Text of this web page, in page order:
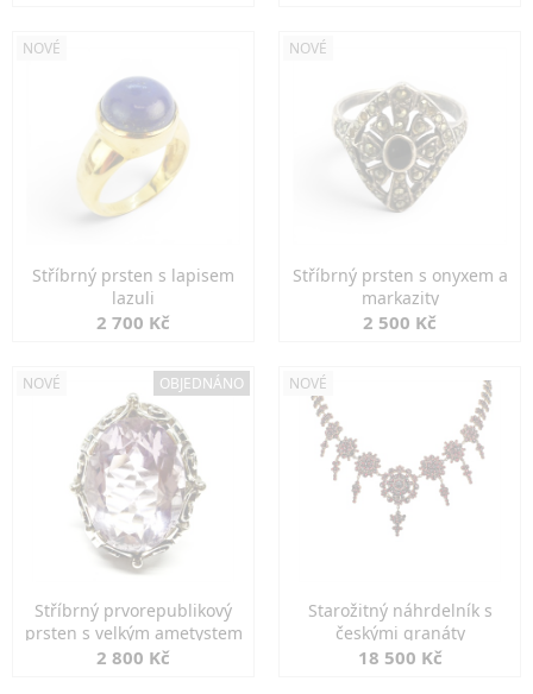
NOVÉ
Stříbrný prsten s lapisem
lazuli
2 700 Kč
NOVÉ
Stříbrný prsten s onyxem a
markazity
2 500 Kč
NOVÉ OBJEDNÁNO
Stříbrný prvorepublikový
prsten s velkým ametystem
2 800 Kč
NOVÉ
Starožitný náhrdelník s
českými granáty
18 500 Kč